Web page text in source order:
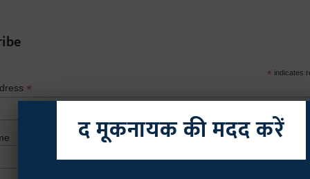
* indicates
*
द मूकनायक की मदद करें